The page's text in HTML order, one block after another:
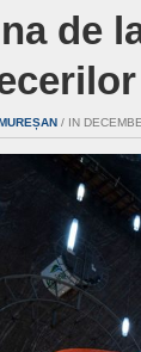
de
/ IN